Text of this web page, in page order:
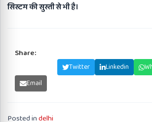
सिस्टम की सुस्ती से भी है।
Share:
Twitter Linkedin
Email
Posted indelhi